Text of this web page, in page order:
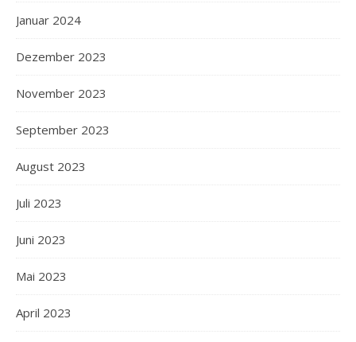
Januar 2024
Dezember 2023
November 2023
September 2023
August 2023
Juli 2023
Juni 2023
Mai 2023
April 2023